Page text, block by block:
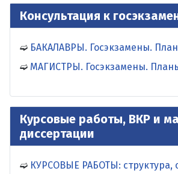
Консультация к
БАКАЛАВРЫ. Госэкзамены.
МАГИСТРЫ. Госэкзамены.
Курсовые работы, ВКР и
диссертации
КУРСОВЫЕ РАБОТЫ: структура,